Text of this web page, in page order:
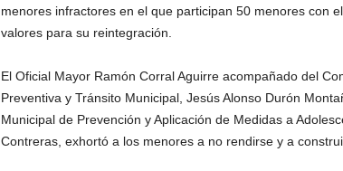
menores infractores en el que participan 50 menores con
valores para su reintegración.
El Oficial Mayor Ramón Corral Aguirre acompañado del
Preventiva y Tránsito Municipal, Jesús Alonso Durón
Municipal de Prevención y Aplicación de Medidas a
Contreras, exhortó a los menores a no rendirse y a